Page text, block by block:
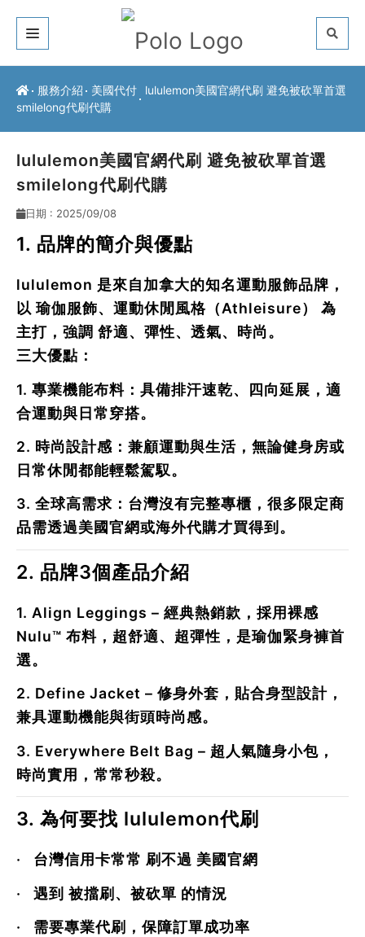
關於我們
服務介紹
常見問題
最新公告
服務介紹 美國代付
lululemon美國官網代刷 避免被砍單首選
smilelong代刷代購
lululemon美國官網代刷 避免被砍單首選
smilelong代刷代購
日期 : 2025/09/08
1. 品牌的簡介與優點
lululemon 是來自加拿大的知名運動服飾品牌，
以 瑜伽服飾、運動休閒風格（Athleisure）
為
主打，強調 舒適、彈性、透氣、時尚。
三大優點：
1. 專業機能布料 ：具備排汗速乾、四向延展，適
合運動與日常穿搭。
2. 時尚設計感 ：兼顧運動與生活，無論健身房或
日常休閒都能輕鬆駕馭。
3. 全球高需求 ：台灣沒有完整專櫃，很多限定商
品需透過美國官網或海外代購才買得到。
2. 品牌3個產品介紹
1. Align Leggings – 經典熱銷款，採用裸感
Nulu™ 布料，超舒適、超彈性，是瑜伽緊身褲首
選。
2. Define Jacket – 修身外套，貼合身型設計，
兼具運動機能與街頭時尚感。
3. Everywhere Belt Bag – 超人氣隨身小包，
時尚實用，常常秒殺。
3. 為何要找 lululemon代刷
· 台灣信用卡常常 刷不過 美國官網
· 遇到 被擋刷、被砍單 的情況
· 需要專業代刷，保障訂單成功率